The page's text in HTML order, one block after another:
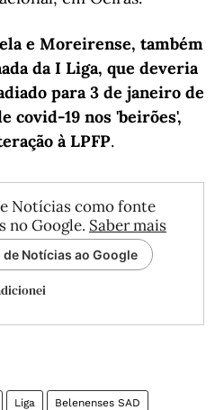
e Moreirense, também
da I Liga, que deveria
para 3 de janeiro de
covid-19 nos 'beirões',
à LPFP.
Notícias como fonte
no Google. Saber mais
Notícias ao Google
Liga Belenenses SAD